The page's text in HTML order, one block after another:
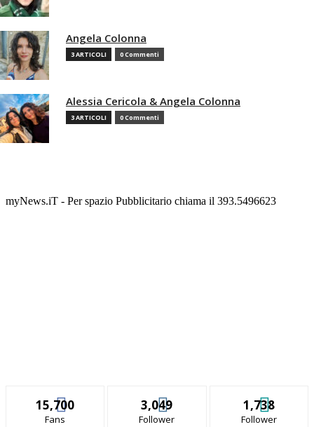
Angela Colonna
3 ARTICOLI 0 Commenti
Alessia Cericola & Angela Colonna
3 ARTICOLI 0 Commenti
myNews.iT - Per spazio Pubblicitario chiama il 393.5496623
15,700
Fans
3,049
Follower
1,738
Follower